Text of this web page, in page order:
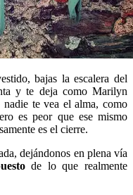
bajas la escalera del
y te deja como Marilyn
te vea el alma, como
es peor que ese mismo
es el cierre.
dejándonos en plena vía
de lo que realmente